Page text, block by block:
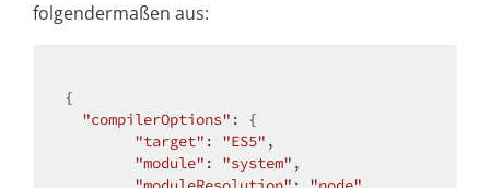
folgendermaßen aus:
{
"compilerOptions" : {
"target" : "ES5" ,
"module" : "system" ,